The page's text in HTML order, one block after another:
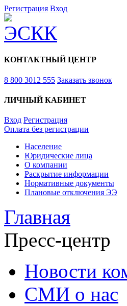
Регистрация Вход
КОНТАКТНЫЙ ЦЕНТР
8 800 3012 555 Заказать звонок
ЛИЧНЫЙ КАБИНЕТ
Вход Регистрация
Оплата без регистрации
Население
Юридические лица
О компании
Раскрытие информации
Нормативные документы
Плановые отключения ЭЭ
Главная
Пресс-центр
Новости
СМИ о нас